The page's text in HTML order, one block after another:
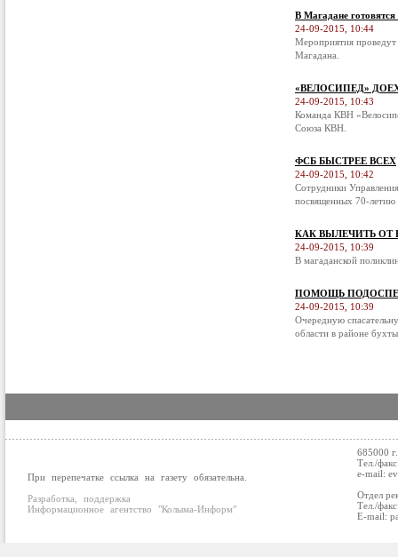
В Магадане
24-09-2015, 10:44
Мероприятия
Магадана.
«ВЕЛОСИПЕД»
24-09-2015, 10:43
Команда КВН
Союза КВН.
ФСБ БЫСТРЕЕ ВСЕХ
24-09-2015, 10:42
Сотрудники
посвященных 70-летию
КАК ВЫЛЕЧИТЬ ОТ
24-09-2015, 10:39
В магаданской
ПОМОЩЬ
24-09-2015, 10:39
Очередную
области в районе
При перепечатке ссылка на газету обязательна.
Разработка, поддержка
Информационное агентство "Колыма-Информ"
685000
Тел./
e-mail:
Отдел
Тел./
E-mail: